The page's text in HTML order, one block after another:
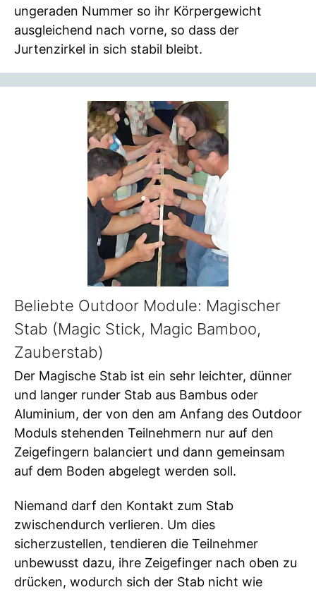
ungeraden Nummer so ihr Körpergewicht
ausgleichend nach vorne, so dass der
Jurtenzirkel in sich stabil bleibt.
Beliebte Outdoor Module: Magischer
Stab (Magic Stick, Magic Bamboo,
Zauberstab)
Der Magische Stab ist ein sehr leichter, dünner
und langer runder Stab aus Bambus oder
Aluminium, der von den am Anfang des Outdoor
Moduls stehenden Teilnehmern nur auf den
Zeigefingern balanciert und dann gemeinsam
auf dem Boden abgelegt werden soll.
Niemand darf den Kontakt zum Stab
zwischendurch verlieren. Um dies
sicherzustellen, tendieren die Teilnehmer
unbewusst dazu, ihre Zeigefinger nach oben zu
drücken, wodurch sich der Stab nicht wie